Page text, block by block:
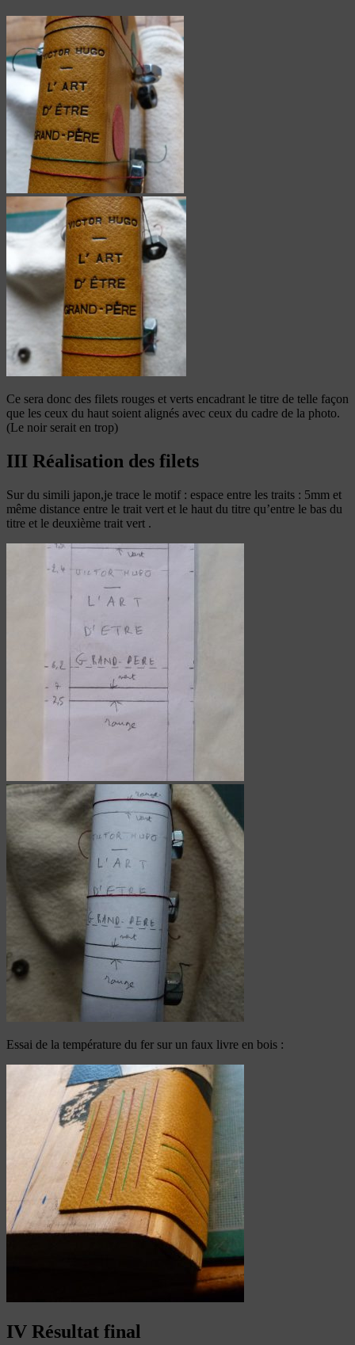
Ce sera donc des filets rouges et verts encadrant le titre de telle façon
que les ceux du haut soient alignés avec ceux du cadre de la photo.
(Le noir serait en trop)
III Réalisation des filets
Sur du simili japon,je trace le motif : espace entre les traits : 5mm et
même distance entre le trait vert et le haut du titre qu’entre le bas du
titre et le deuxième trait vert .
Essai de la température du fer sur un faux livre en bois :
IV Résultat final